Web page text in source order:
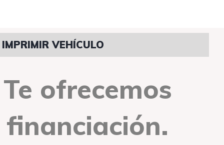
IMPRIMIR VEHÍCULO
Te ofrecemos
financiación.